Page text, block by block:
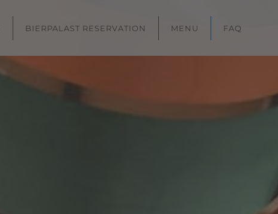
BIERPALAST RESERVATION MENU FAQ